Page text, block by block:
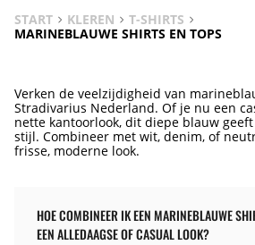
START KLEREN
T-SHIRTS
MARINEBLAUWE SHIRTS EN TOPS
Verken de veelzijdigheid van
Stradivarius Nederland. Of je nu een
nette kantoorlook, dit diepe blauw
stijl. Combineer met wit, denim, of
frisse, moderne look.
HOE COMBINEER IK EEN MARINEBLAUWE
EEN ALLEDAAGSE OF CASUAL LOOK?